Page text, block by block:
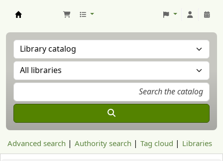
Advanced search Authority search Tag cloud Libraries